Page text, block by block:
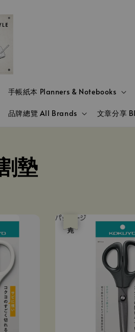
手帳紙本 Planners & Notebooks
品牌總覽 All Brands 文章分享
墊